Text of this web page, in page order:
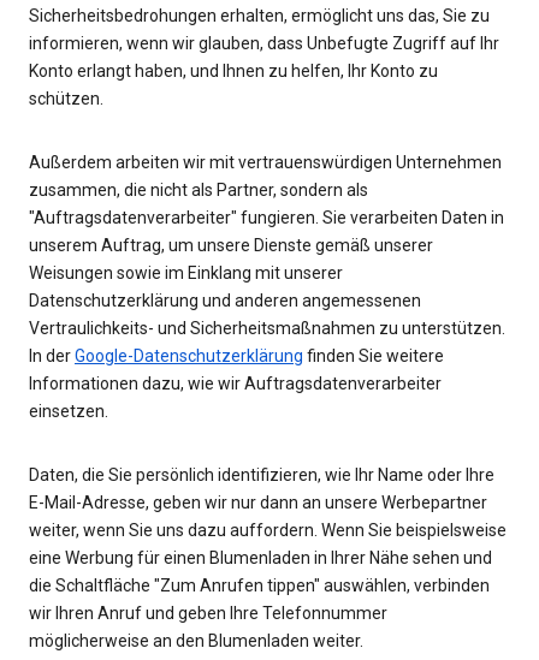
Sicherheitsbedrohungen erhalten, ermöglicht uns das, Sie zu
informieren, wenn wir glauben, dass Unbefugte Zugriff auf Ihr
Konto erlangt haben, und Ihnen zu helfen, Ihr Konto zu
schützen.
Außerdem arbeiten wir mit vertrauenswürdigen Unternehmen
zusammen, die nicht als Partner, sondern als
"Auftragsdatenverarbeiter" fungieren. Sie verarbeiten Daten in
unserem Auftrag, um unsere Dienste gemäß unserer
Weisungen sowie im Einklang mit unserer
Datenschutzerklärung und anderen angemessenen
Vertraulichkeits- und Sicherheitsmaßnahmen zu unterstützen.
In derGoogle-Datenschutzerklärung finden Sie weitere
Informationen dazu, wie wir Auftragsdatenverarbeiter
einsetzen.
Daten, die Sie persönlich identifizieren, wie Ihr Name oder Ihre
E-Mail-Adresse, geben wir nur dann an unsere Werbepartner
weiter, wenn Sie uns dazu auffordern. Wenn Sie beispielsweise
eine Werbung für einen Blumenladen in Ihrer Nähe sehen und
die Schaltfläche "Zum Anrufen tippen" auswählen, verbinden
wir Ihren Anruf und geben Ihre Telefonnummer
möglicherweise an den Blumenladen weiter.